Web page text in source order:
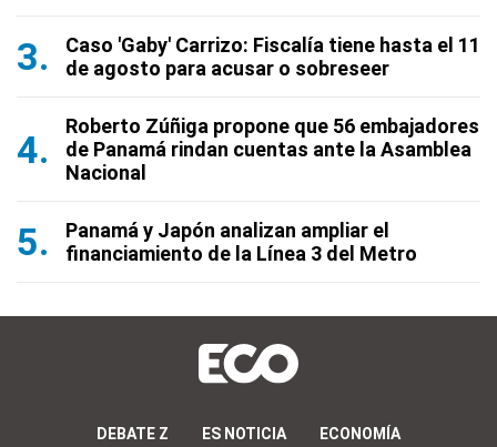
Caso 'Gaby' Carrizo: Fiscalía tiene hasta el 11
de agosto para acusar o sobreseer
Roberto Zúñiga propone que 56 embajadores
de Panamá rindan cuentas ante la Asamblea
Nacional
Panamá y Japón analizan ampliar el
financiamiento de la Línea 3 del Metro
DEBATE Z ES NOTICIA ECONOMÍA